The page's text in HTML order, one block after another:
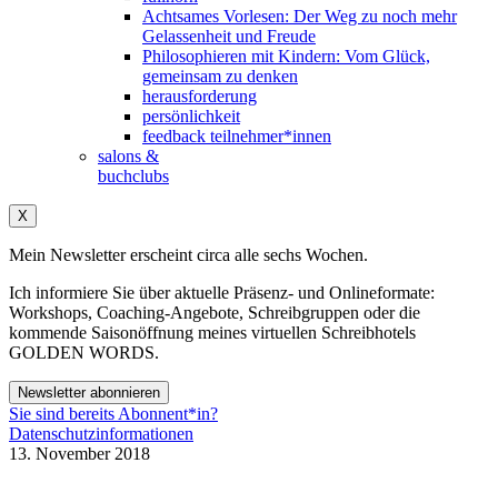
Achtsames Vorlesen: Der Weg zu noch mehr
Gelassenheit und Freude
Philosophieren mit Kindern: Vom Glück,
gemeinsam zu denken
herausforderung
persönlichkeit
feedback teilnehmer*innen
salons &
buchclubs
X
Mein Newsletter erscheint circa alle sechs Wochen.
Ich informiere Sie über aktuelle Präsenz- und Onlineformate:
Workshops, Coaching-Angebote, Schreibgruppen oder die
kommende Saisonöffnung meines virtuellen Schreibhotels
GOLDEN WORDS.
Newsletter abonnieren
Sie sind bereits Abonnent*in?
Datenschutzinformationen
13. November 2018